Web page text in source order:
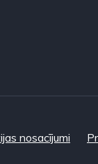
nosacījumi